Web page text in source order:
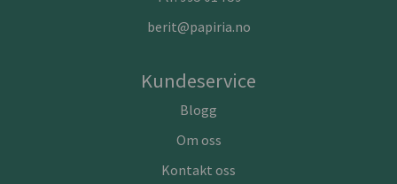
berit@papiria.no
Kundeservice
Blogg
Om oss
Kontakt oss